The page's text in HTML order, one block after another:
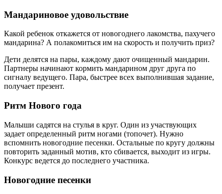
Мандариновое удовольствие
Какой ребенок откажется от новогоднего лакомства, пахучего
мандарина? А полакомиться им на скорость и получить приз?
Дети делятся на пары, каждому дают очищенный мандарин.
Партнеры начинают кормить мандарином друг друга по
сигналу ведущего. Пара, быстрее всех выполнившая задание,
получает презент.
Ритм Нового года
Малыши садятся на стулья в круг. Один из участвующих
задает определенный ритм ногами (топочет). Нужно
вспомнить новогодние песенки. Остальные по кругу должны
повторить заданный мотив, кто сбивается, выходит из игры.
Конкурс ведется до последнего участника.
Новогодние песенки